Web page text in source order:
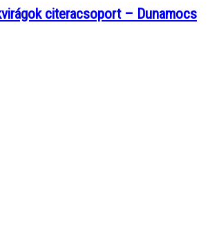
citeracsoport – Dunamocs